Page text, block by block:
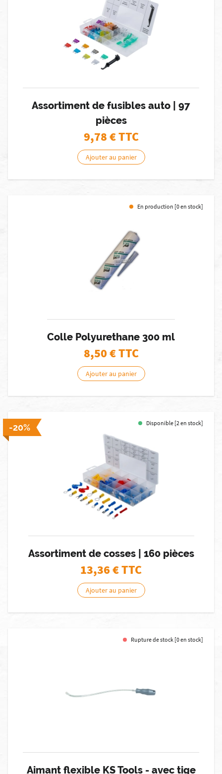
Assortiment de fusibles auto | 97
pièces
9,78€ TTC
Ajouter au panier
En production [0 en stock]
Colle Polyurethane 300 ml
8,50€ TTC
Ajouter au panier
-20% Disponible [2 en stock]
Assortiment de cosses | 160 pièces
13,36€ TTC
Ajouter au panier
Rupture de stock [0 en stock]
Aimant flexible KS Tools - avec tige